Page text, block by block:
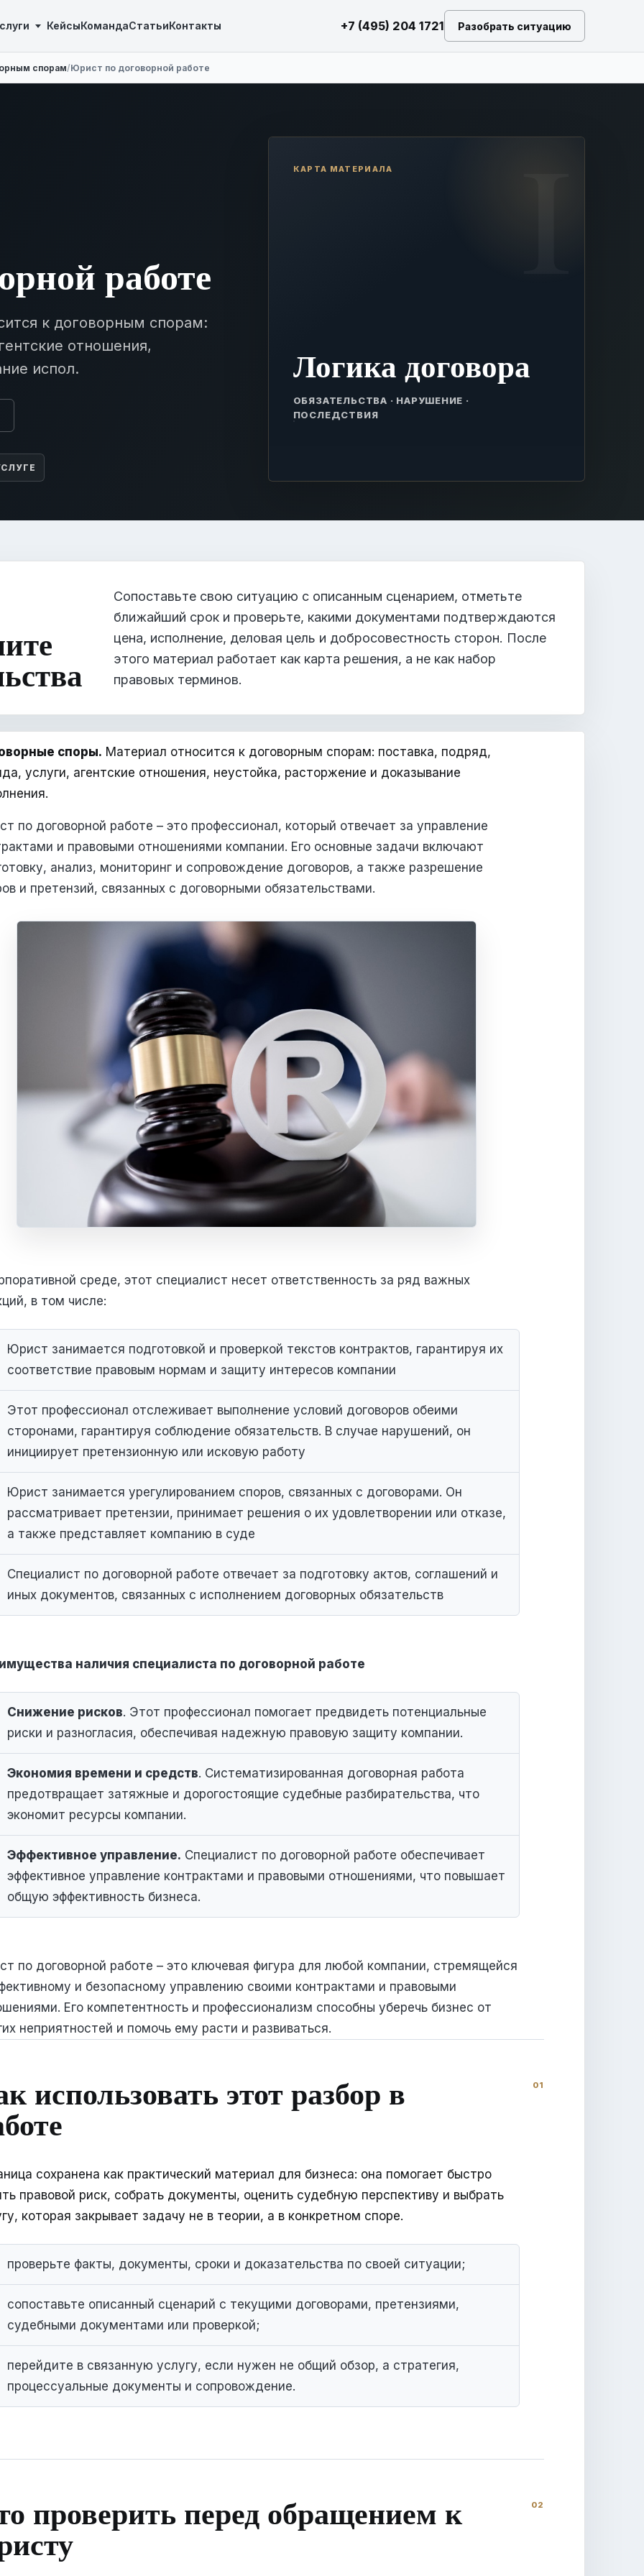
КейсыКомандаСтатьиКонтакты +7 (495) 204 1721 Разобрать ситуацию
спорам/Юрист по договорной работе
работе
к договорным спорам:
отношения,
испол.
КАРТА МАТЕРИАЛА
Логика договора
ОБЯЗАТЕЛЬСТВА · НАРУШЕНИЕ ·
ПОСЛЕДСТВИЯ
Сопоставьте свою ситуацию с описанным сценарием, отметьте
ближайший срок и проверьте, какими документами подтверждаются
цена, исполнение, деловая цель и добросовестность сторон. После
этого материал работает как карта решения, а не как набор
правовых терминов.
споры. Материал относится к договорным спорам: поставка, подряд,
услуги, агентские отношения, неустойка, расторжение и доказывание
по договорной работе – это профессионал, который отвечает за управление
и правовыми отношениями компании. Его основные задачи включают
анализ, мониторинг и сопровождение договоров, а также разрешение
и претензий, связанных с договорными обязательствами.
среде, этот специалист несет ответственность за ряд важных
в том числе:
Юрист занимается подготовкой и проверкой текстов контрактов, гарантируя их
соответствие правовым нормам и защиту интересов компании​
Этот профессионал отслеживает выполнение условий договоров обеими
сторонами, гарантируя соблюдение обязательств. В случае нарушений, он
инициирует претензионную или исковую работу
Юрист занимается урегулированием споров, связанных с договорами. Он
рассматривает претензии, принимает решения о их удовлетворении или отказе,
а также представляет компанию в суде​
Специалист по договорной работе отвечает за подготовку актов, соглашений и
иных документов, связанных с исполнением договорных обязательств
наличия специалиста по договорной работе
Снижение рисков. Этот профессионал помогает предвидеть потенциальные
риски и разногласия, обеспечивая надежную правовую защиту компании.
Экономия времени и средств. Систематизированная договорная работа
предотвращает затяжные и дорогостоящие судебные разбирательства, что
экономит ресурсы компании.
Эффективное управление. Специалист по договорной работе обеспечивает
эффективное управление контрактами и правовыми отношениями, что повышает
общую эффективность бизнеса​.
по договорной работе – это ключевая фигура для любой компании, стремящейся
и безопасному управлению своими контрактами и правовыми
Его компетентность и профессионализм способны уберечь бизнес от
неприятностей и помочь ему расти и развиваться.
использовать этот разбор в
сохранена как практический материал для бизнеса: она помогает быстро
правовой риск, собрать документы, оценить судебную перспективу и выбрать
которая закрывает задачу не в теории, а в конкретном споре.
проверьте факты, документы, сроки и доказательства по своей ситуации;
сопоставьте описанный сценарий с текущими договорами, претензиями,
судебными документами или проверкой;
перейдите в связанную услугу, если нужен не общий обзор, а стратегия,
процессуальные документы и сопровождение.
проверить перед обращением к